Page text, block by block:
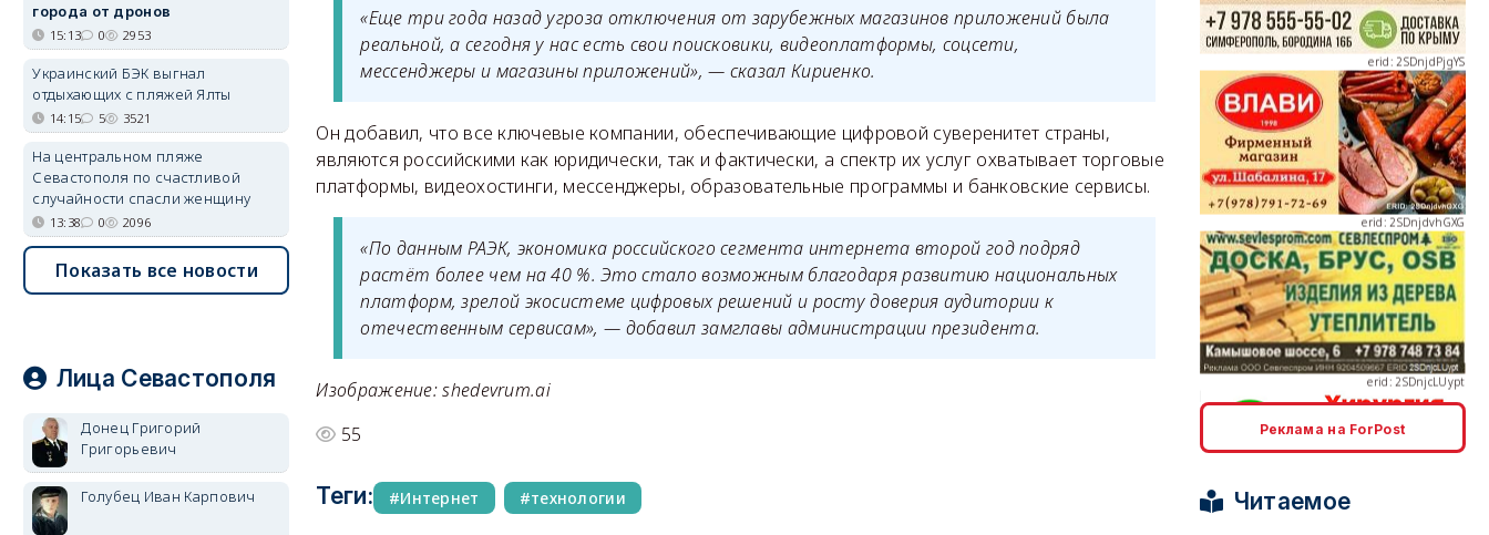
«Еще три года назад угроза отключения от зарубежных магазинов приложений была
реальной, а сегодня у нас есть свои поисковики, видеоплатформы, соцсети,
мессенджеры и магазины приложений», — сказал Кириенко.
Он добавил, что все ключевые компании, обеспечивающие цифровой суверенитет страны,
являются российскими как юридически, так и фактически, а спектр их услуг охватывает торговые
платформы, видеохостинги, мессенджеры, образовательные программы и банковские сервисы.
«По данным РАЭК, экономика российского сегмента интернета второй год подряд
растёт более чем на 40 %. Это стало возможным благодаря развитию национальных
платформ, зрелой экосистеме цифровых решений и росту доверия аудитории к
отечественным сервисам», — добавил замглавы администрации президента.
Изображение: shedevrum.ai
55
Теги: Интернет технологии
города от дронов
15:13 0 2953
Украинский БЭК выгнал
отдыхающих с пляжей Ялты
14:15 5 3521
На центральном пляже
Севастополя по счастливой
случайности спасли женщину
13:38 0 2096
Показать все новости
Лица Севастополя
Донец Григорий
Григорьевич
Голубец Иван Карпович
erid: 2SDnjdvhGXG
erid: 2SDnjcLUypt
erid: 2SDnjcrDNw6
Реклама на ForPost
Читаемое